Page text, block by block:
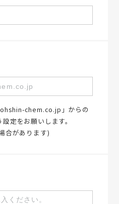
chem.co.jp」からの
定をお願いします。
合があります)